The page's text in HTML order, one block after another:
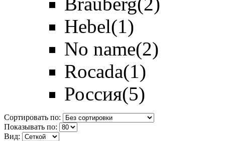
Hebel(1)
No name(2)
Rocada(1)
Россия(5)
Сортировать по:
Показывать по:
Вид: